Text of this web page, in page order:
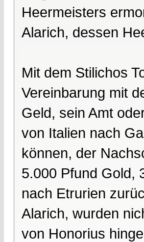
Heermeisters
Alarich, dessen
Mit dem Stilichos
Vereinbarung mit
Geld, sein Amt
von Italien nach
können, der
5.000 Pfund Gold,
nach Etrurien
Alarich, wurden
von Honorius